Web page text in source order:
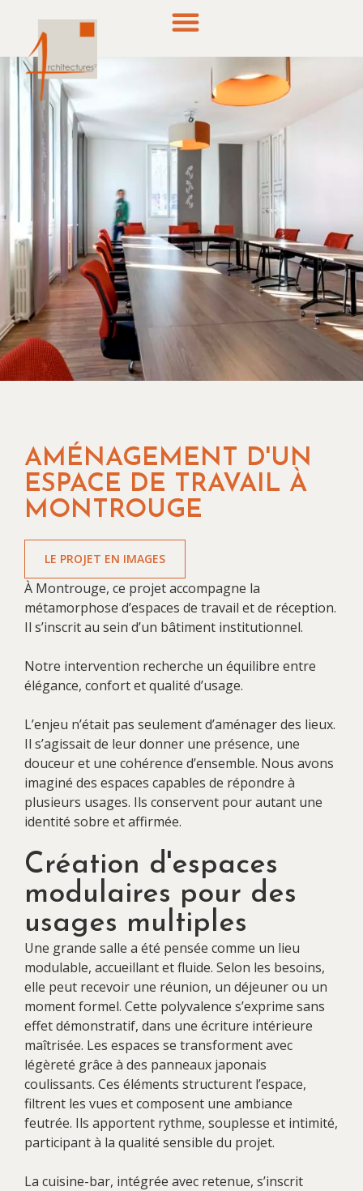
AMÉNAGEMENT D'UN
ESPACE DE TRAVAIL À
MONTROUGE
LE PROJET EN IMAGES
À Montrouge, ce projet accompagne la
métamorphose d’espaces de travail et de réception.
Il s’inscrit au sein d’un bâtiment institutionnel.
Notre intervention recherche un équilibre entre
élégance, confort et qualité d’usage.
L’enjeu n’était pas seulement d’aménager des lieux.
Il s’agissait de leur donner une présence, une
douceur et une cohérence d’ensemble. Nous avons
imaginé des espaces capables de répondre à
plusieurs usages. Ils conservent pour autant une
identité sobre et affirmée.
Création d'espaces
modulaires pour des
usages multiples
Une grande salle a été pensée comme un lieu
modulable, accueillant et fluide. Selon les besoins,
elle peut recevoir une réunion, un déjeuner ou un
moment formel. Cette polyvalence s’exprime sans
effet démonstratif, dans une écriture intérieure
maîtrisée. Les espaces se transforment avec
légèreté grâce à des panneaux japonais
coulissants. Ces éléments structurent l’espace,
filtrent les vues et composent une ambiance
feutrée. Ils apportent rythme, souplesse et intimité,
participant à la qualité sensible du projet.
La cuisine-bar, intégrée avec retenue, s’inscrit